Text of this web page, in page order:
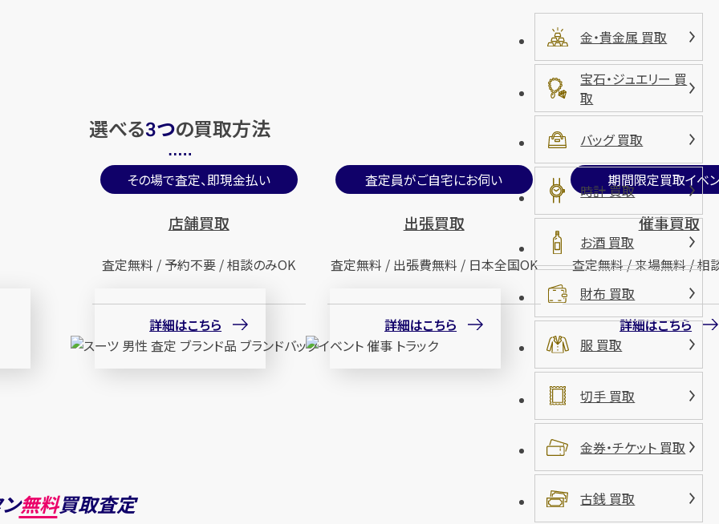
選べる3つの買取方法
その場で査定、即現金払い
店舗買取
査定無料 / 予約不要 / 相談のみOK
詳細はこちら
査定員がご自宅にお伺い
出張買取
査定無料 / 出張費無料 / 日本全国OK
詳細はこちら
期間限定買取イベ
催事買取
査定無料 / 来場無料 / 相
詳細はこちら
ン無料買取査定
金・貴金属 買取
宝石・ジュエリー 買
取
バッグ 買取
時計 買取
お酒 買取
財布 買取
服 買取
切手 買取
金券・チケット 買取
古銭 買取